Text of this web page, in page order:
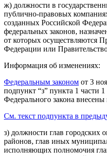
ж) должности в
публично-правовых
созданных Российской
федеральных законов,
от которых осуществляются
Федерации или
Информация об изменениях:
Федеральным законом от 3
подпункт “з” пункта 1 части
Федерального закона
См. текст подпункта в
з) должности глав городских
районов, глав иных
исполняющих полномочия